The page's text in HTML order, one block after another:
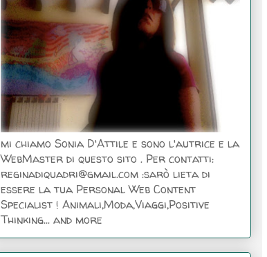
mi chiamo Sonia D'Attile e sono l'autrice e la
WebMaster di questo sito . Per contatti:
reginadiquadri@gmail.com :sarò lieta di
essere la tua Personal Web Content
Specialist ! Animali,Moda,Viaggi,Positive
Thinking... and more